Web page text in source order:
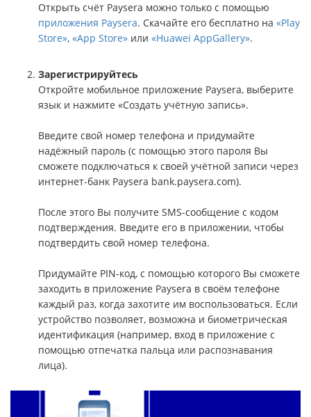
Открыть счёт Paysera можно только с помощью
приложения Paysera. Скачайте его бесплатно на «Play
Store», «App Store» или «Huawei AppGallery».
Зарегистрируйтесь
Откройте мобильное приложение Paysera, выберите
язык и нажмите «Создать учётную запись».
Введите свой номер телефона и придумайте
надёжный пароль (с помощью этого пароля Вы
сможете подключаться к своей учётной записи через
интернет-банк Paysera bank.paysera.com).
После этого Вы получите SMS-сообщение с кодом
подтверждения. Введите его в приложении, чтобы
подтвердить свой номер телефона.
Придумайте PIN-код, с помощью которого Вы сможете
заходить в приложение Paysera в своём телефоне
каждый раз, когда захотите им воспользоваться. Если
устройство позволяет, возможна и биометрическая
идентификация (например, вход в приложение с
помощью отпечатка пальца или распознавания
лица).